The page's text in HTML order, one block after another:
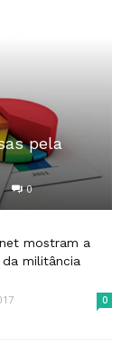
pela
0
mostram a
militância
0